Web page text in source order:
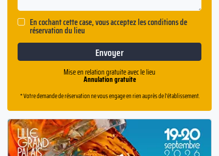
En cochant cette case, vous acceptez les conditions de
réservation du lieu
Mise en relation gratuite avec le lieu
Annulation gratuite
* Votre demande de réservation ne vous engage en rien auprès de l'établissement.